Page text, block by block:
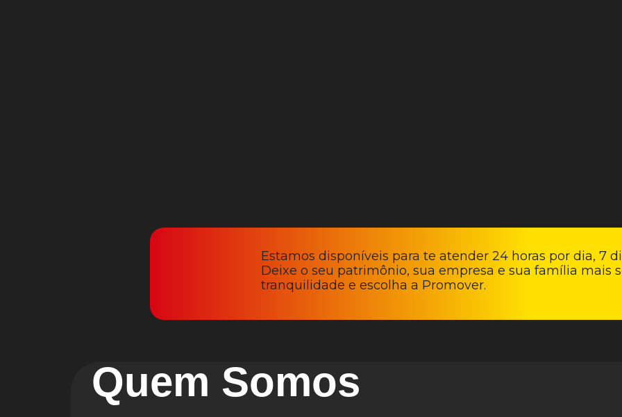
Estamos disponíveis para te atender 24 horas por dia, 7
Deixe o seu patrimônio, sua empresa e sua família mais
tranquilidade e escolha a Promover.
Quem Somos